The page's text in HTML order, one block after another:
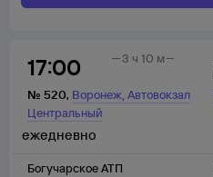
17:00
№ 520, Воронеж,Автовокзал
Центральный
3 ч 10 м
Богучарское АТП
ежедневно